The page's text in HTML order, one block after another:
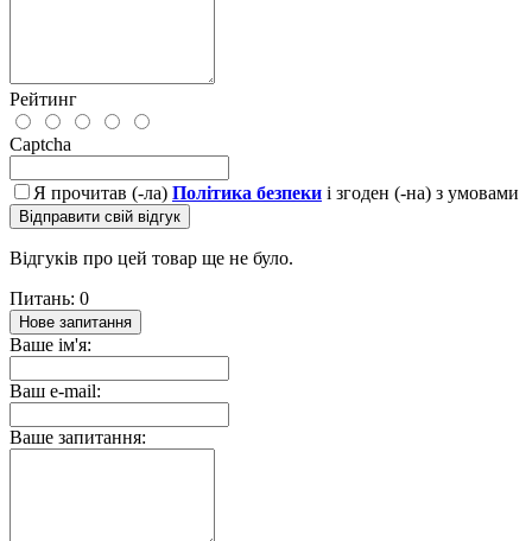
Рейтинг
Captcha
Я прочитав (-ла) Політика безпеки і згоден (-на) з умовами
Відправити свій відгук
Відгуків про цей товар ще не було.
Питань: 0
Нове запитання
Ваше ім'я:
Ваш e-mail:
Ваше запитання: